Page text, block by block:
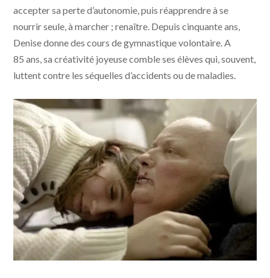
accepter sa perte d’autonomie, puis réapprendre à se
nourrir seule, à marcher ; renaître. Depuis cinquante ans,
Denise donne des cours de gymnastique volontaire. A
85 ans, sa créativité joyeuse comble ses élèves qui, souvent,
luttent contre les séquelles d’accidents ou de maladies.